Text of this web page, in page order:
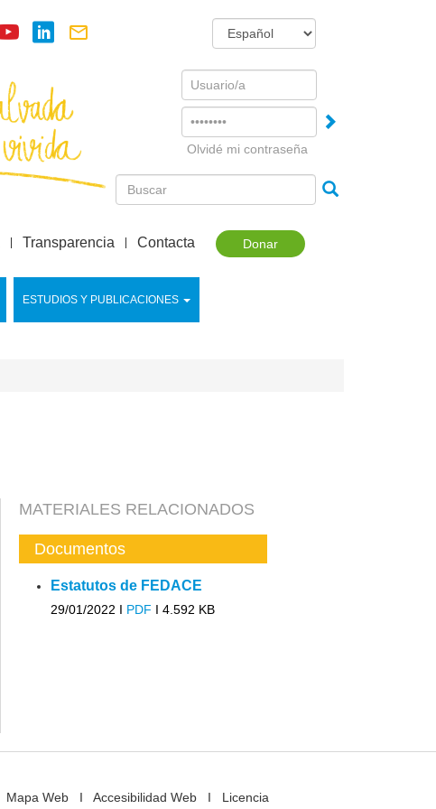
Username
Olvidé mi contraseña
Donar
ESTUDIOS Y PUBLICACIONES
Transparencia Contacta
MATERIALES RELACIONADOS
Documentos
Estatutos de FEDACE
29/01/2022 I PDF I 4.592 KB
Mapa WebI Accesibilidad WebI Licencia